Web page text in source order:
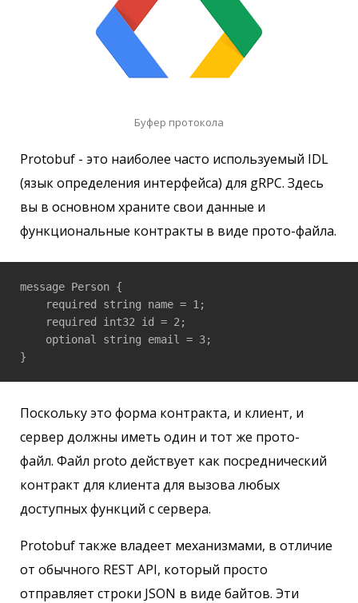
Буфер протокола
Protobuf - это наиболее часто используемый IDL
(язык определения интерфейса) для gRPC. Здесь
вы в основном храните свои данные и
функциональные контракты в виде прото-файла.
message Person {
    required string name = 1;
    required int32 id = 2;
    optional string email = 3;
Поскольку это форма контракта, и клиент, и
сервер должны иметь один и тот же прото-
файл. Файл proto действует как посреднический
контракт для клиента для вызова любых
доступных функций с сервера.
Protobuf также владеет механизмами, в отличие
от обычного REST API, который просто
отправляет строки JSON в виде байтов. Эти